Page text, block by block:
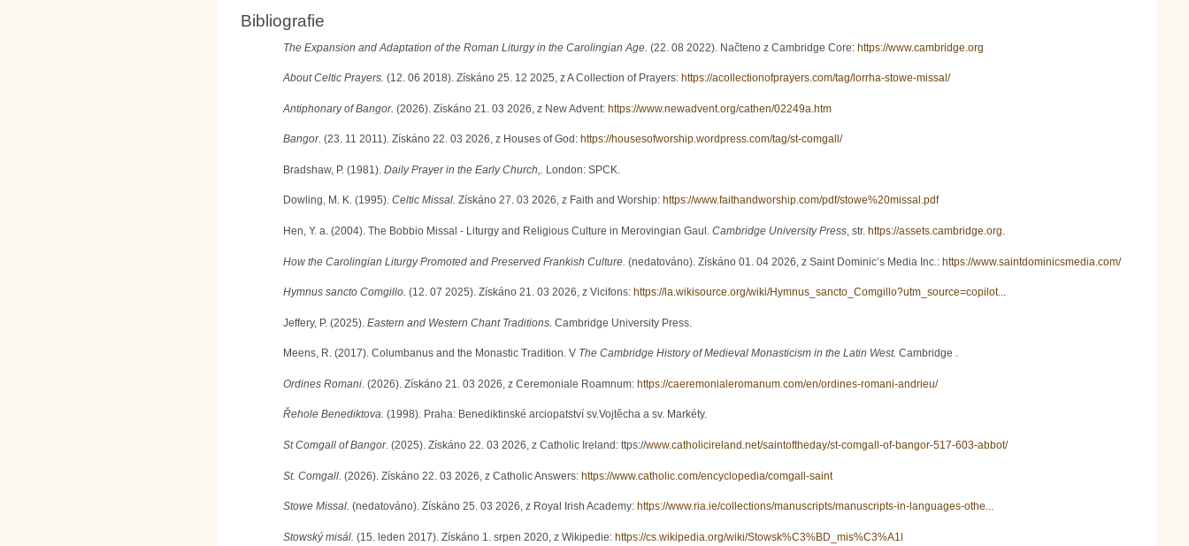
Bibliografie
The Expansion and Adaptation of the Roman Liturgy in the Carolingian Age. (22. 08 2022). Načteno z Cambridge Core: https://www.cambridge.org
About Celtic Prayers. (12. 06 2018). Získáno 25. 12 2025, z A Collection of Prayers: https://acollectionofprayers.com/tag/lorrha-stowe-missal/
Antiphonary of Bangor. (2026). Získáno 21. 03 2026, z New Advent: https://www.newadvent.org/cathen/02249a.htm
Bangor. (23. 11 2011). Získáno 22. 03 2026, z Houses of God: https://housesofworship.wordpress.com/tag/st-comgall/
Bradshaw, P. (1981). Daily Prayer in the Early Church,. London: SPCK.
Dowling, M. K. (1995). Celtic Missal. Získáno 27. 03 2026, z Faith and Worship: https://www.faithandworship.com/pdf/stowe%20missal.pdf
Hen, Y. a. (2004). The Bobbio Missal - Liturgy and Religious Culture in Merovingian Gaul. Cambridge University Press, str. https://assets.cambridge.org.
How the Carolingian Liturgy Promoted and Preserved Frankish Culture. (nedatováno). Získáno 01. 04 2026, z Saint Dominic’s Media Inc.: https://www.saintdominicsmedia.com/
Hymnus sancto Comgillo. (12. 07 2025). Získáno 21. 03 2026, z Vicifons: https://la.wikisource.org/wiki/Hymnus_sancto_Comgillo?utm_source=copilot...
Jeffery, P. (2025). Eastern and Western Chant Traditions. Cambridge University Press.
Meens, R. (2017). Columbanus and the Monastic Tradition. V The Cambridge History of Medieval Monasticism in the Latin West. Cambridge .
Ordines Romani. (2026). Získáno 21. 03 2026, z Ceremoniale Roamnum: https://caeremonialeromanum.com/en/ordines-romani-andrieu/
Řehole Benediktova. (1998). Praha: Benediktinské arciopatství sv.Vojtěcha a sv. Markéty.
St Comgall of Bangor. (2025). Získáno 22. 03 2026, z Catholic Ireland: ttps://www.catholicireland.net/saintoftheday/st-comgall-of-bangor-517-603-abbot/
St. Comgall. (2026). Získáno 22. 03 2026, z Catholic Answers: https://www.catholic.com/encyclopedia/comgall-saint
Stowe Missal. (nedatováno). Získáno 25. 03 2026, z Royal Irish Academy: https://www.ria.ie/collections/manuscripts/manuscripts-in-languages-othe...
Stowský misál. (15. leden 2017). Získáno 1. srpen 2020, z Wikipedie: https://cs.wikipedia.org/wiki/Stowsk%C3%BD_mis%C3%A1l